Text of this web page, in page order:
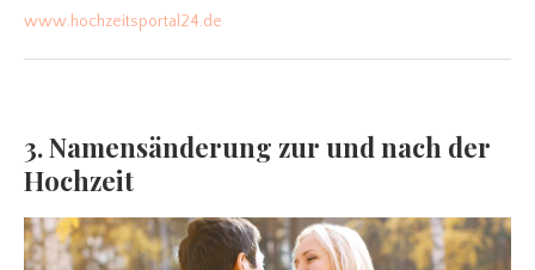
www.hochzeitsportal24.de
3. Namensänderung zur und nach der
Hochzeit